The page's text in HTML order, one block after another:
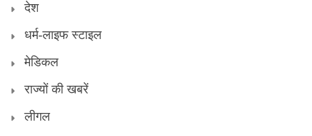
देश
धर्म-लाइफ स्टाइल
मेडिकल
राज्यों की खबरें
लीगल